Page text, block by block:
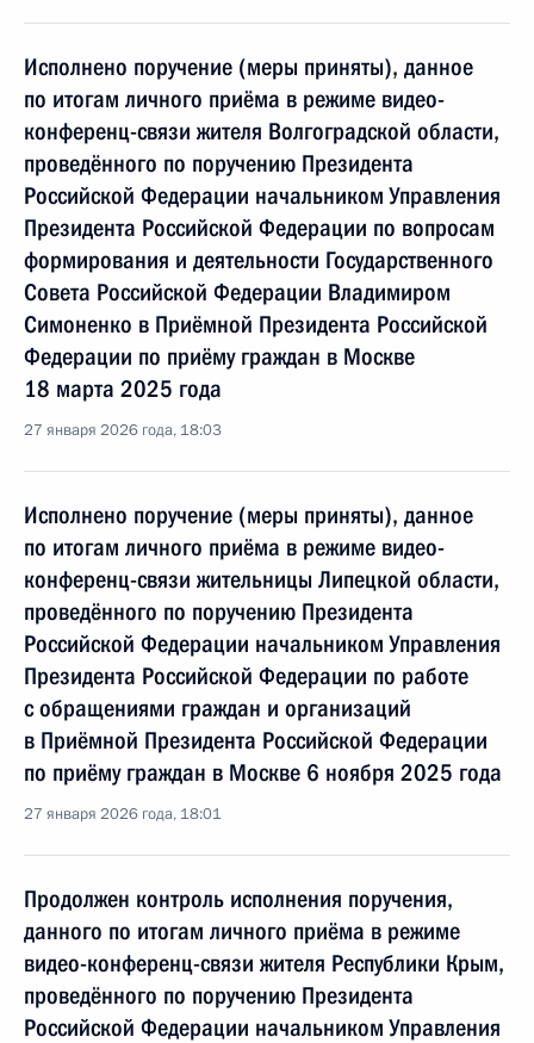
Исполнено поручение (меры приняты), данное
по итогам личного приёма в режиме видео-
конференц-связи жителя Волгоградской области,
проведённого по поручению Президента
Российской Федерации начальником Управления
Президента Российской Федерации по вопросам
формирования и деятельности Государственного
Совета Российской Федерации Владимиром
Симоненко в Приёмной Президента Российской
Федерации по приёму граждан в Москве
18 марта 2025 года
27 января 2026 года, 18:03
Исполнено поручение (меры приняты), данное
по итогам личного приёма в режиме видео-
конференц-связи жительницы Липецкой области,
проведённого по поручению Президента
Российской Федерации начальником Управления
Президента Российской Федерации по работе
с обращениями граждан и организаций
в Приёмной Президента Российской Федерации
по приёму граждан в Москве 6 ноября 2025 года
27 января 2026 года, 18:01
Продолжен контроль исполнения поручения,
данного по итогам личного приёма в режиме
видео-конференц-связи жителя Республики Крым,
проведённого по поручению Президента
Российской Федерации начальником Управления